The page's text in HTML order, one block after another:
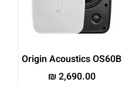
Origin Acoustics OS60B
₪ 2,690.00